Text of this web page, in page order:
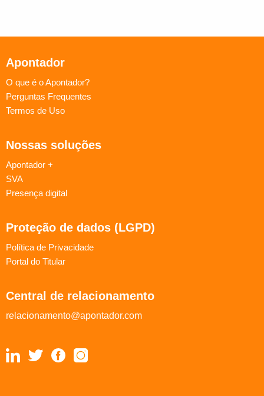
Apontador
O que é o Apontador?
Perguntas Frequentes
Termos de Uso
Nossas soluções
Apontador +
SVA
Presença digital
Proteção de dados (LGPD)
Política de Privacidade
Portal do Titular
Central de relacionamento
relacionamento@apontador.com